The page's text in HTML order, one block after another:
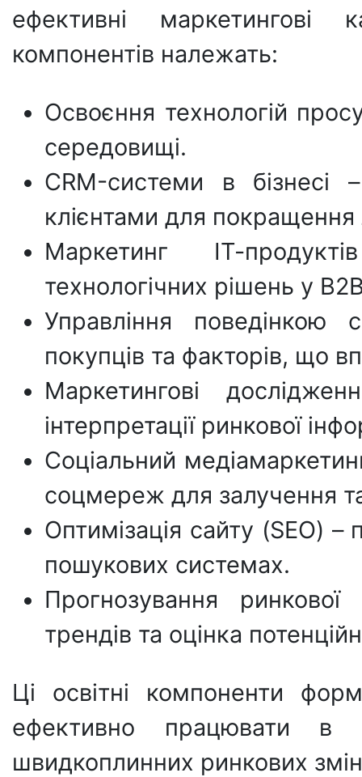
ефективні маркетингові
компонентів належать:
Освоєння технологій
середовищі.
CRM-системи в бізнесі
клієнтами для покращення
Маркетинг ІТ-
технологічних рішень у
Управління поведінкою
покупців та факторів, що
Маркетингові
інтерпретації ринкової
Соціальний
соцмереж для залучення
Оптимізація сайту (SEO)
пошукових системах.
Прогнозування
трендів та оцінка
Ці освітні компоненти
ефективно працювати в
швидкоплинних ринкових